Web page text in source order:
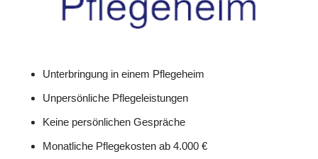
Unterbringung in einem Pflegeheim
Unpersönliche Pflegeleistungen
Keine persönlichen Gespräche
Monatliche Pflegekosten ab 4.000 €